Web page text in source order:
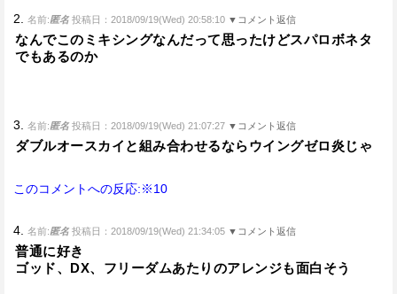
2. 名前:匿名 投稿日：2018/09/19(Wed) 20:58:10 ▼コメント返信
なんでこのミキシングなんだって思ったけどスパロボネタ
でもあるのか
3. 名前:匿名 投稿日：2018/09/19(Wed) 21:07:27 ▼コメント返信
ダブルオースカイと組み合わせるならウイングゼロ炎じゃ
このコメントへの反応:※10
4. 名前:匿名 投稿日：2018/09/19(Wed) 21:34:05 ▼コメント返信
普通に好き
ゴッド、DX、フリーダムあたりのアレンジも面白そう